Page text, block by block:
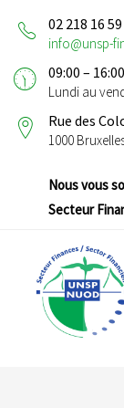
02 218 16 59
info@unsp-
09:00 – 16:00
Lundi au
Rue des
1000
Nous vous
Secteur